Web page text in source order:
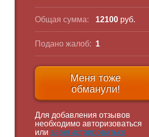
Общая сумма: 12100 руб.
Подано жалоб: 1
Меня тоже
обманули!
Для добавления отзывов
необходимо авторизоваться
или зарегистрироваться